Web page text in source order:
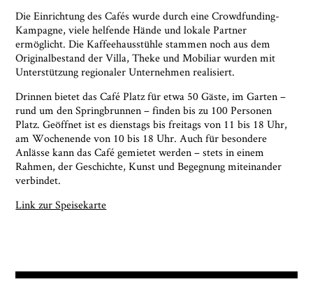
Die Einrichtung des Cafés wurde durch eine Crowdfunding-
Kampagne, viele helfende Hände und lokale Partner
ermöglicht. Die Kaffeehausstühle stammen noch aus dem
Originalbestand der Villa, Theke und Mobiliar wurden mit
Unterstützung regionaler Unternehmen realisiert.
Drinnen bietet das Café Platz für etwa 50 Gäste, im Garten –
rund um den Springbrunnen – finden bis zu 100 Personen
Platz. Geöffnet ist es dienstags bis freitags von 11 bis 18 Uhr,
am Wochenende von 10 bis 18 Uhr. Auch für besondere
Anlässe kann das Café gemietet werden – stets in einem
Rahmen, der Geschichte, Kunst und Begegnung miteinander
verbindet.
Link zur Speisekarte